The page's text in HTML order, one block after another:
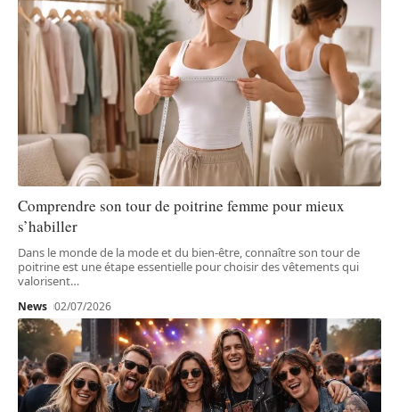
Comprendre son tour de poitrine femme pour mieux
s’habiller
Dans le monde de la mode et du bien-être, connaître son tour de
poitrine est une étape essentielle pour choisir des vêtements qui
valorisent…
News 02/07/2026